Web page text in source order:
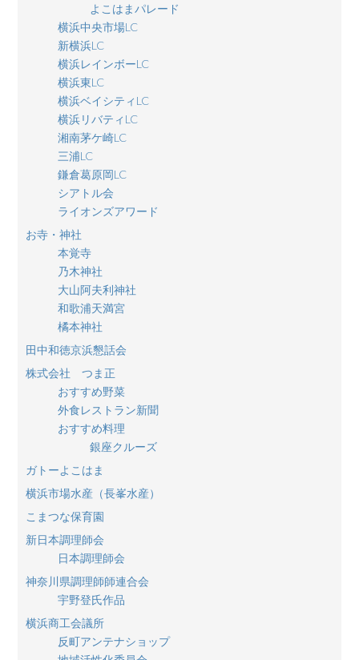
よこはまパレード
横浜中央市場LC
新横浜LC
横浜レインボーLC
横浜東LC
横浜ベイシティLC
横浜リバティLC
湘南茅ケ崎LC
三浦LC
鎌倉葛原岡LC
シアトル会
ライオンズアワード
お寺・神社
本覚寺
乃木神社
大山阿夫利神社
和歌浦天満宮
橘本神社
田中和徳京浜懇話会
株式会社 つま正
おすすめ野菜
外食レストラン新聞
おすすめ料理
銀座クルーズ
ガトーよこはま
横浜市場水産（長峯水産）
こまつな保育園
新日本調理師会
日本調理師会
神奈川県調理師師連合会
宇野登氏作品
横浜商工会議所
反町アンテナショップ